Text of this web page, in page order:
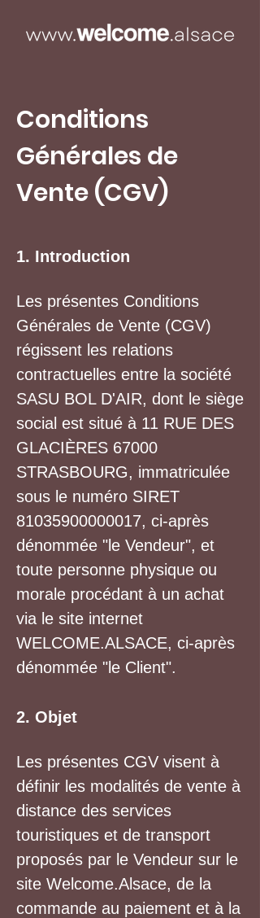
1. Introduction
Les présentes Conditions
Générales de Vente (CGV)
régissent les relations
contractuelles entre la société
SASU BOL D'AIR, dont le siège
social est situé à 11 RUE DES
GLACIÈRES 67000
STRASBOURG, immatriculée
sous le numéro SIRET
81035900000017, ci-après
dénommée "le Vendeur", et
toute personne physique ou
morale procédant à un achat
via le site internet
WELCOME.ALSACE, ci-après
dénommée "le Client".
2. Objet
Les présentes CGV visent à
définir les modalités de vente à
distance des services
touristiques et de transport
proposés par le Vendeur sur le
site Welcome.Alsace, de la
commande au paiement et à la
Conditions
Générales de
Vente (CGV)